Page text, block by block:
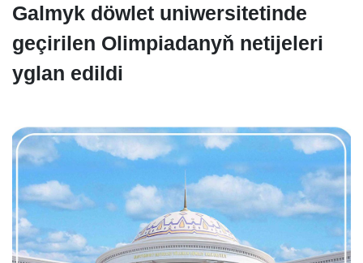
Galmyk döwlet uniwersitetinde
geçirilen Olimpiadanyň netijeleri
yglan edildi